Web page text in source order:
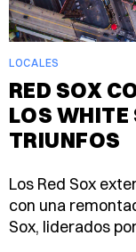
LOCALES
RED SOX
LOS WHITE
TRIUNFOS
Los Red Sox
con una
Sox, liderados